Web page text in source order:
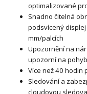
optimalizované
Snadno čitelná
podsvícený
mm/palcích
Upozornění na
upozorní na
Více než 40 hodin
Sledování a
cloudovou